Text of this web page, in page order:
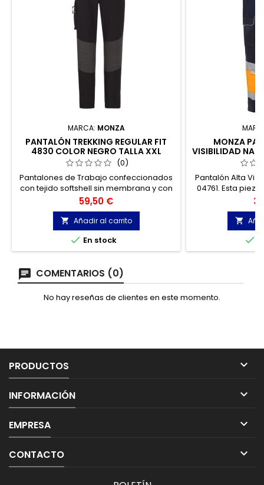
MARCA: MONZA
PANTALÓN TREKKING REGULAR FIT
4830 COLOR NEGRO TALLA XXL
(0)
Pantalones de Trabajo confeccionados
con tejido softshell sin membrana y con
interior perchado. Este pantalón està
indicado para aquellos profesionales
que desempeñan su labor en
ambientes fríos.
Precio
59,50 €
 Añadir al carrito
 En stock
MONZA
VISIBILIDAD
Pantalón Alta
04761. Esta
señalizar la
del
peligro


COMENTARIOS (0)
No hay reseñas de clientes en este momento.
PRODUCTOS 
INFORMACIÓN 
EMPRESA 
CONTACTO 